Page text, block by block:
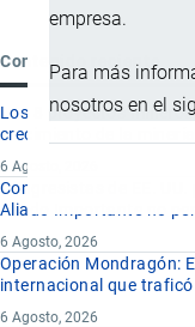
empresa.
Para más
nosotros en el
Contenido reciente
Los 8 proyectos
crecimiento de la minería
6 Agosto, 2026
Congresistas de EE.
Aliado Importante no
6 Agosto, 2026
Operación Mondragón:
internacional que
6 Agosto, 2026